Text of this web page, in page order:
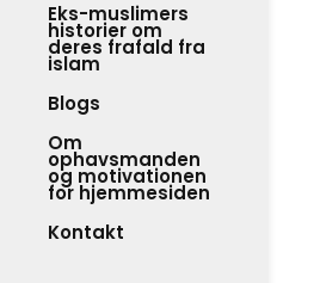
Eks-muslimers
historier om
deres frafald fra
islam
Blogs
Om
ophavsmanden
og motivationen
for hjemmesiden
Kontakt